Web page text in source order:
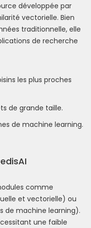
développée par
vectorielle. Bien
traditionnelle, elle
de recherche
les plus proches
de grande taille.
de machine learning.
comme
et vectorielle) ou
de machine learning).
une faible